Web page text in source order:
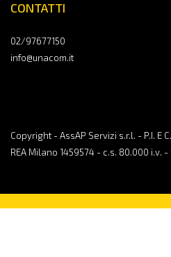
CONTATTI
02/97677150
info@unacom.it
Copyright - AssAP Servizi s.r.l. - P.I. E
REA Milano 1459574 - c.s. 80.000 i.v.